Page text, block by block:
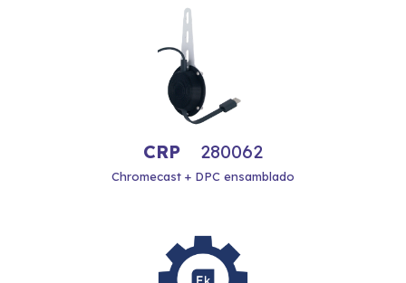
CRP 280062
Chromecast + DPC ensamblado